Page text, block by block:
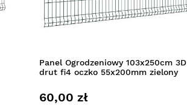
Panel Ogrodzeniowy 103x250cm 3D
drut fi4 oczko 55x200mm zielony
60,00 zł